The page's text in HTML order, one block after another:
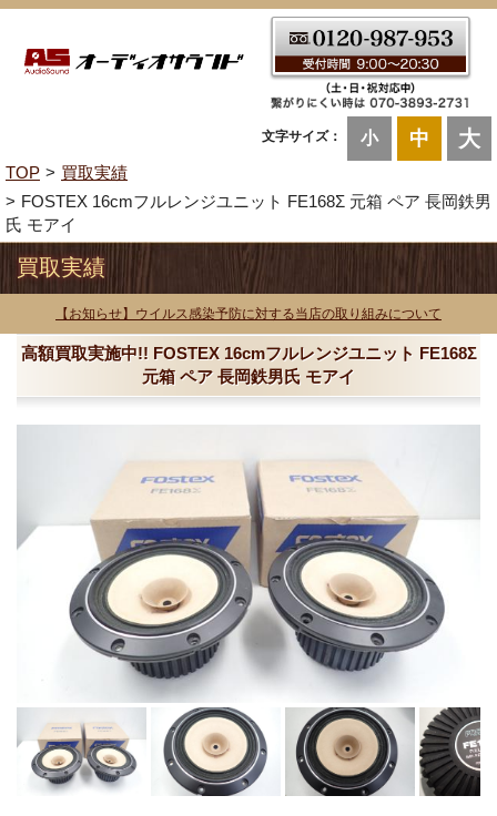
文字サイズ： 小 中 大
TOP
買取実績
FOSTEX 16cmフルレンジユニット FE168Σ 元箱 ペア 長岡鉄男
氏 モアイ
買取実績
【お知らせ】ウイルス感染予防に対する当店の取り組みについて
高額買取実施中!! FOSTEX 16cmフルレンジユニット FE168Σ
元箱 ペア 長岡鉄男氏 モアイ